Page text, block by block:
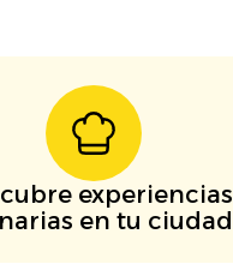
experiencias
en tu ciudad